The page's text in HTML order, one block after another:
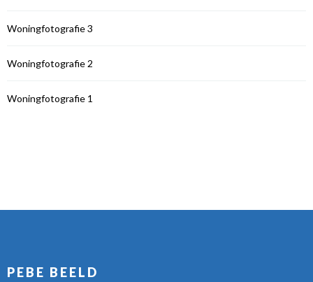
Woningfotografie 3
Woningfotografie 2
Woningfotografie 1
PEBE BEELD